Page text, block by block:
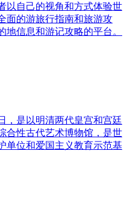
以自己的视角和方式体验世
面的游旅行指南和旅游攻
信息和游记攻略的平台。
，是以明清两代皇宫和宫廷
合性古代艺术博物馆，是世
单位和爱国主义教育示范基